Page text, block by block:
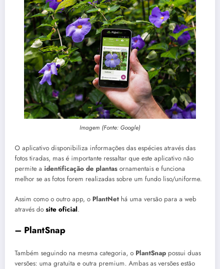
Imagem (Fonte: Google)
O aplicativo disponibiliza informações das espécies através das
fotos tiradas, mas é importante ressaltar que este aplicativo não
permite a identificação de plantas ornamentais e funciona
melhor se as fotos forem realizadas sobre um fundo liso/uniforme.
Assim como o outro app, o PlantNet há uma versão para a web
através do site oficial.
– PlantSnap
Também seguindo na mesma categoria, o PlantSnap possui duas
versões: uma gratuita e outra premium. Ambas as versões estão